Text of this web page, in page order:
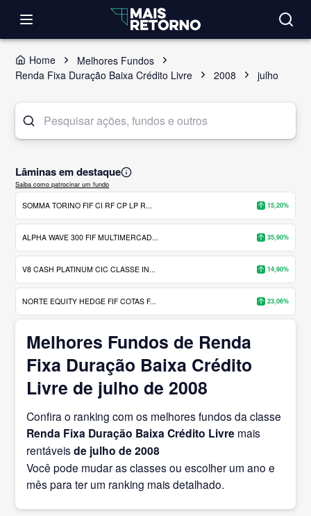
Home
Melhores Fundos
Renda Fixa Duração Baixa Crédito Livre
2008 julho
Lâminas em destaque
Saiba como patrocinar um fundo
SOMMA TORINO FIF CI RF CP LP R... 15,20%
ALPHA WAVE 300 FIF MULTIMERCAD... 35,90%
V8 CASH PLATINUM CIC CLASSE IN... 14,90%
NORTE EQUITY HEDGE FIF COTAS F... 23,06%
Melhores Fundos de Renda
Fixa Duração Baixa Crédito
Livre de julho de 2008
Confira o ranking com os melhores fundos da classe
Renda Fixa Duração Baixa Crédito Livre mais
rentáveisde julho de 2008
Você pode mudar as classes ou escolher um ano e
mês para ter um ranking mais detalhado.